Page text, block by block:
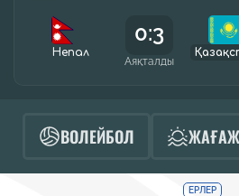
Непал
0:3
Аяқталды
ВОЛЕЙБОЛ
ЕРЛЕР